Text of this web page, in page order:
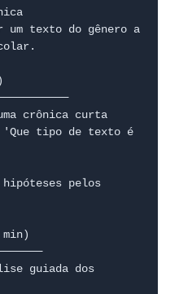
texto do gênero a
crônica curta
'Que tipo de texto é
hipóteses pelos
min)
guiada dos